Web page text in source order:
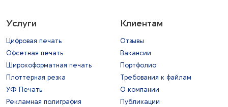
Услуги
Цифровая печать
Офсетная печать
Широкоформатная печать
Плоттерная резка
УФ Печать
Рекламная полиграфия
Клиентам
Отзывы
Вакансии
Портфолио
Требования к файлам
О компании
Публикации